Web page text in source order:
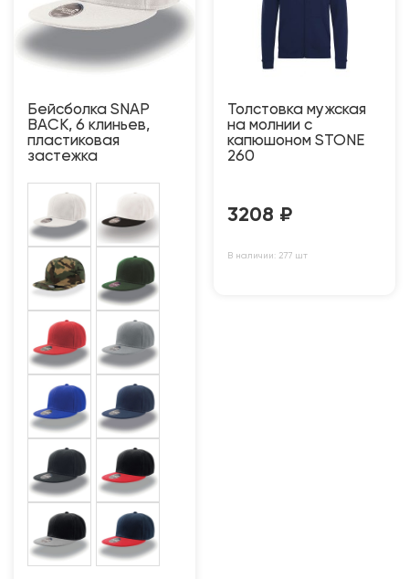
Бейсболка SNAP
BACK, 6 клиньев,
пластиковая
застежка
Толстовка мужская
на молнии с
капюшоном STONE
260
3208 ₽
В наличии: 277 шт